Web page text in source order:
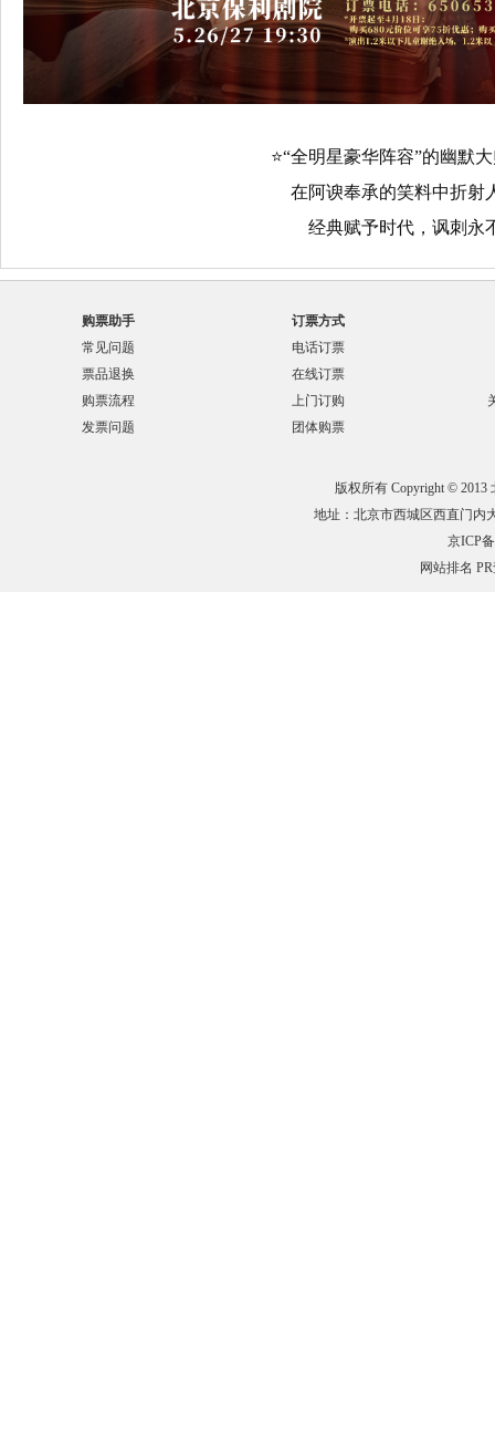
⭐“全明星豪华阵容”的幽默
在阿谀奉承的笑料中折射
经典赋予时代，讽刺永
购票助手
常见问题
票品退换
购票流程
发票问题
订票方式
电话订票
在线订票
上门订购
团体购票
版权所有 Copyright © 2013
地址：北京市西城区西直门内
京ICP
网站排名